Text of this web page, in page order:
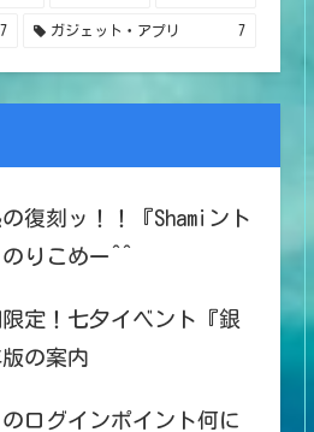
7 ガジェット・アプリ 7
の復刻ッ！！『Shamiント
りこめー^^
限定！七夕イベント『銀
の案内
のログインポイント何に